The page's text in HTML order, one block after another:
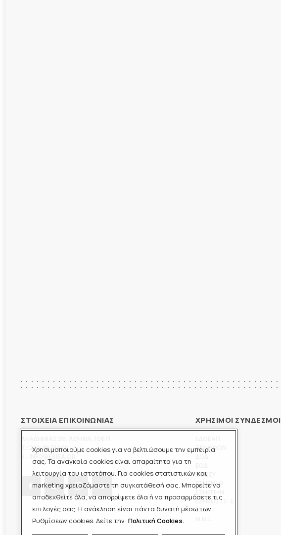
Χρησιμοποιούμε cookies για να βελτιώσουμε την εμπειρία
σας. Τα αναγκαία cookies είναι απαραίτητα για τη
λειτουργία του ιστοτόπου. Για cookies στατιστικών και
marketing χρειαζόμαστε τη συγκατάθεσή σας. Μπορείτε να
αποδεχθείτε όλα, να απορρίψετε όλα ή να προσαρμόσετε τις
επιλογές σας. Η ανάκληση είναι πάντα δυνατή μέσω των
Ρυθμίσεων cookies. Δείτε την Πολιτική Cookies.
ΣΤΟΙΧΕΙΑ ΕΠΙΚΟΙΝΩΝΙΑΣ
210-3675400
ΧΡΗΣΙΜΟΙ ΣΥΝΔΕΣΜΟΙ
ΞΕΝΟΦΩΝ
ΠΟΕΣΥ
ΕΣΗΕΜ-Θ
ΕΣΗΕΘΣΤΕ-Ε
ΕΣΠΗΤ